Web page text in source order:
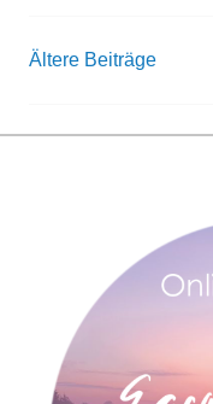
Beitrags-
Navigation
Ältere Beiträge